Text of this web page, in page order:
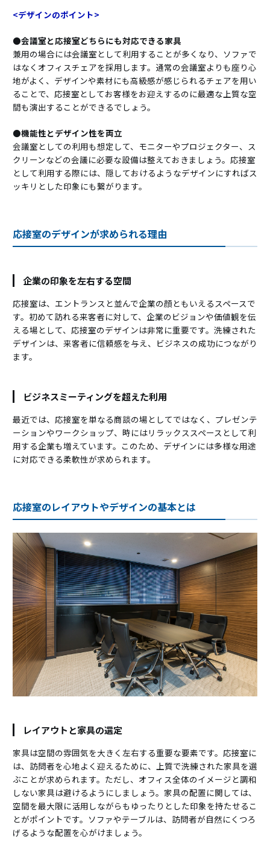
<デザインのポイント>
●会議室と応接室どちらにも対応できる家具
兼用の場合には会議室として利用することが多くなり、ソファで
はなくオフィスチェアを採用します。通常の会議室よりも座り心
地がよく、デザインや素材にも高級感が感じられるチェアを用い
ることで、応接室としてお客様をお迎えするのに最適な上質な空
間も演出することができるでしょう。
●機能性とデザイン性を両立
会議室としての利用も想定して、モニターやプロジェクター、ス
クリーンなどの会議に必要な設備は整えておきましょう。応接室
として利用する際には、隠しておけるようなデザインにすればス
ッキリとした印象にも繋がります。
応接室のデザインが求められる理由
企業の印象を左右する空間
応接室は、エントランスと並んで企業の顔ともいえるスペースで
す。初めて訪れる来客者に対して、企業のビジョンや価値観を伝
える場として、応接室のデザインは非常に重要です。洗練された
デザインは、来客者に信頼感を与え、ビジネスの成功につながり
ます。
ビジネスミーティングを超えた利用
最近では、応接室を単なる商談の場としてではなく、プレゼンテ
ーションやワークショップ、時にはリラックススペースとして利
用する企業も増えています。このため、デザインには多様な用途
に対応できる柔軟性が求められます。
応接室のレイアウトやデザインの基本とは
レイアウトと家具の選定
家具は空間の雰囲気を大きく左右する重要な要素です。応接室に
は、訪問者を心地よく迎えるために、上質で洗練された家具を選
ぶことが求められます。ただし、オフィス全体のイメージと調和
しない家具は避けるようにしましょう。家具の配置に関しては、
空間を最大限に活用しながらもゆったりとした印象を持たせるこ
とがポイントです。ソファやテーブルは、訪問者が自然にくつろ
げるような配置を心がけましょう。